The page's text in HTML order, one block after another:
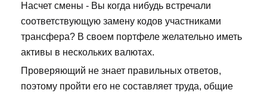
Насчет смены - Вы когда нибудь встречали
соответствующую замену кодов участниками
трансфера? В своем портфеле желательно иметь
активы в нескольких валютах.
Проверяющий не знает правильных ответов,
поэтому пройти его не составляет труда, общие